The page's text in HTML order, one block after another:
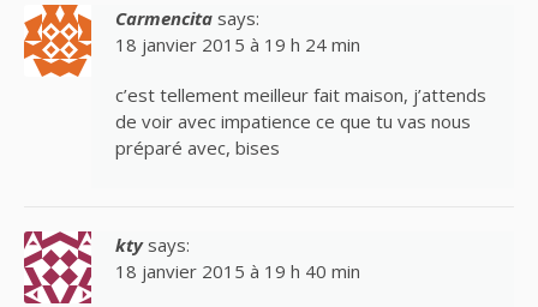
Carmencita says:
18 janvier 2015 à 19 h 24 min
c’est tellement meilleur fait maison, j’attends
de voir avec impatience ce que tu vas nous
préparé avec, bises
kty says:
18 janvier 2015 à 19 h 40 min